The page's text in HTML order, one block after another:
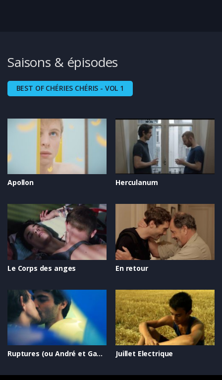
Saisons & épisodes
BEST OF CHÉRIES CHÉRIS - VOL 1
Apollon Herculanum
Le Corps des anges En retour
Ruptures (ou André et Gabriel) Juillet Electrique